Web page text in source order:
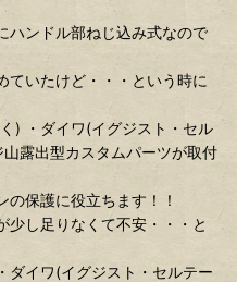
ハンドル部ねじ込み式なので
ていたけど・・・という時に
) ・ダイワ(イグジスト・セル
露出型カスタムパーツが取付
の保護に役立ちます！！
少し足りなくて不安・・・と
ダイワ(イグジスト・セルテー